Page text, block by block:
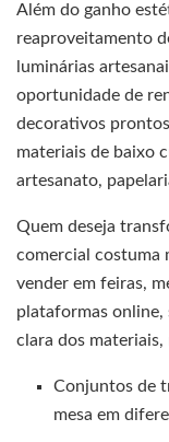
Além do ganho
reaproveitamento
luminárias
oportunidade de
decorativos
materiais de baixo
artesanato,
Quem deseja
comercial costuma
vender em feiras,
plataformas online,
clara dos
Conjuntos de
mesa em